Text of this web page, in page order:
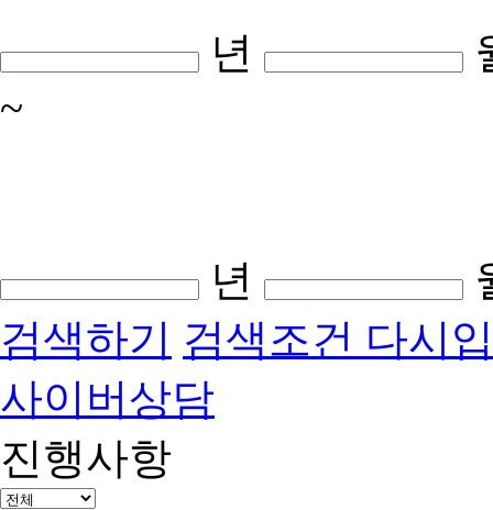
년
~
년
검색하기 검색조건 다시
사이버상담
진행사항